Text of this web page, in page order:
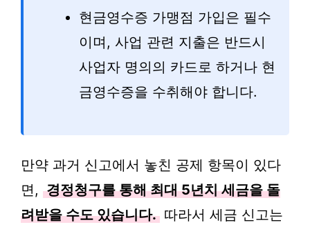
현금영수증 가맹점 가입은 필수
이며, 사업 관련 지출은 반드시
사업자 명의의 카드로 하거나 현
금영수증을 수취해야 합니다.
만약 과거 신고에서 놓친 공제 항목이 있다
면, 경정청구를 통해 최대 5년치 세금을 돌
려받을 수도 있습니다. 따라서 세금 신고는